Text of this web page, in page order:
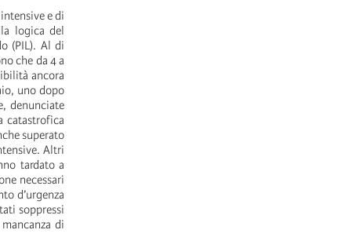
e di
logica del
(PIL). Al di
che da 4 a
ancora
uno dopo
denunciate
catastrofica
superato
Altri
tardato a
necessari
d’urgenza
soppressi
di